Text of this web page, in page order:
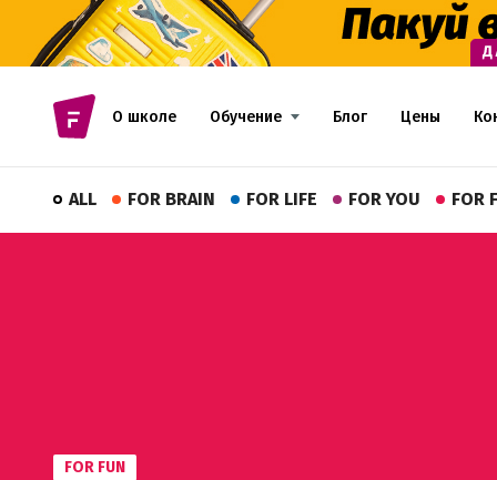
О школе Обучение Блог Цены
ALL FOR BRAIN FOR LIFE FOR YOU FOR
FOR FUN